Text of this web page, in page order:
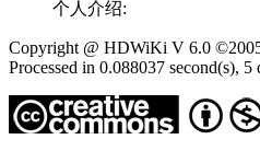
个人介绍:
Copyright @ HDWiKi V 6.0
Processed in 0.088037 second(s), 5